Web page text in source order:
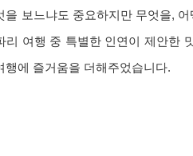
을 보느냐도 중요하지만 무엇을,
리 여행 중 특별한 인연이 제안한
행에 즐거움을 더해주었습니다.